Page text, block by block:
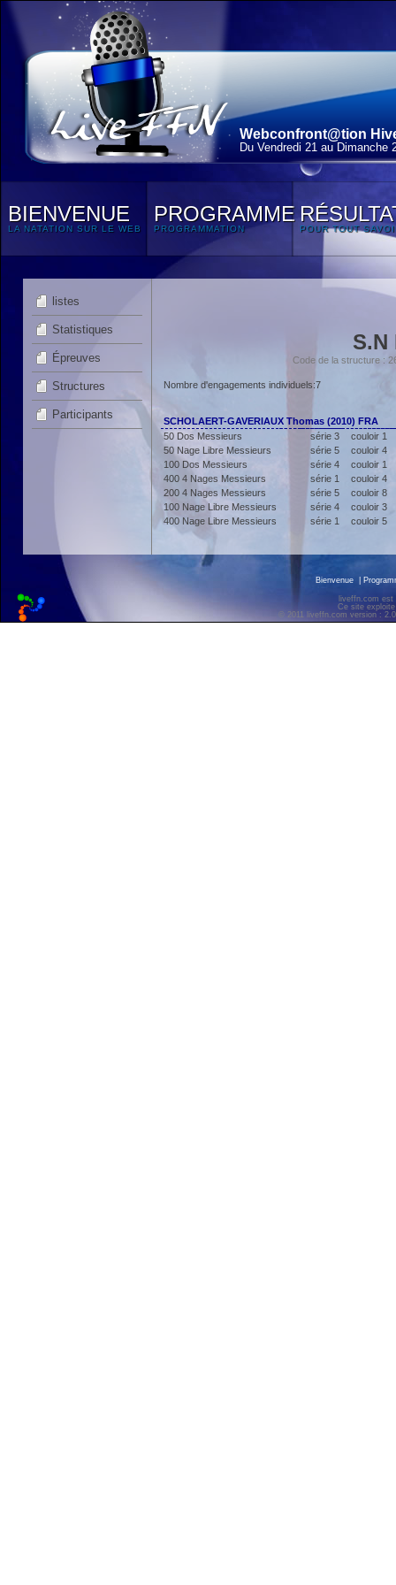
Webconfront@tion
Du Vendredi 21 au Dimanche
BIENVENUE
LA NATATION SUR LE WEB
PROGRAMME
PROGRAMMATION POUR TOUT
listes
Statistiques
Épreuves
Structures
Participants
S.N
Code de la structure :
Nombre d'engagements individuels:7
SCHOLAERT-GAVERIAUX Thomas (2010) FRA
50 Dos Messieurs
série 3
couloir 1
50 Nage Libre Messieurs
série 5
couloir 4
100 Dos Messieurs
série 4
couloir 1
400 4 Nages Messieurs
série 1
couloir 4
200 4 Nages Messieurs
série 5
couloir 8
100 Nage Libre Messieurs
série 4
couloir 3
400 Nage Libre Messieurs
série 1 couloir 5
Bienvenue
liveffn.com est
Ce site
© 2011 liveffn.com version :